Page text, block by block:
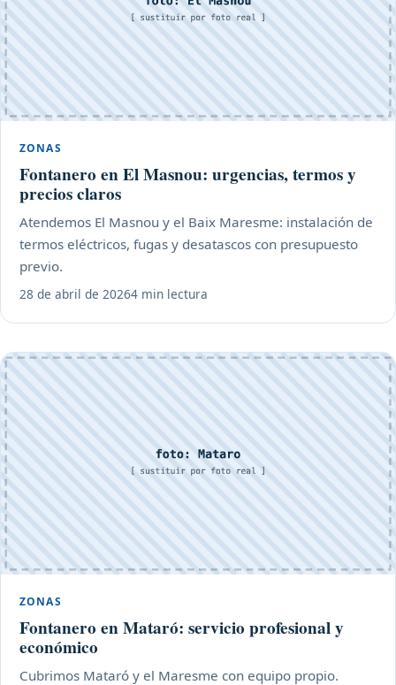
ZONAS
Fontanero en El Masnou: urgencias, termos y
precios claros
Atendemos El Masnou y el Baix Maresme: instalación de
termos eléctricos, fugas y desatascos con presupuesto
previo.
28 de abril de 20264 min lectura
ZONAS
Fontanero en Mataró: servicio profesional y
económico
Cubrimos Mataró y el Maresme con equipo propio.